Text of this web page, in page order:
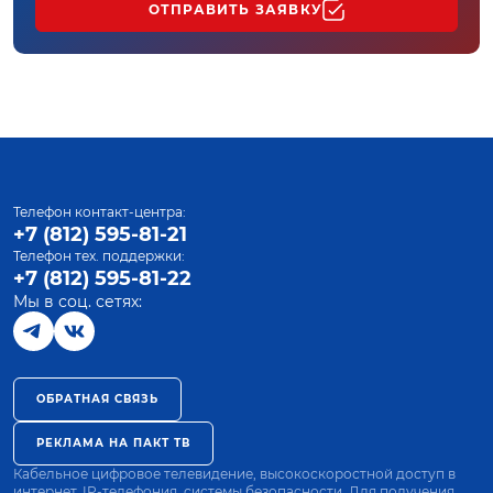
ОТПРАВИТЬ ЗАЯВКУ
Телефон контакт-центра:
+7 (812) 595-81-21
Телефон тех. поддержки:
+7 (812) 595-81-22
Мы в соц. сетях:
ОБРАТНАЯ СВЯЗЬ
РЕКЛАМА НА ПАКТ ТВ
Кабельное цифровое телевидение, высокоскоростной доступ в